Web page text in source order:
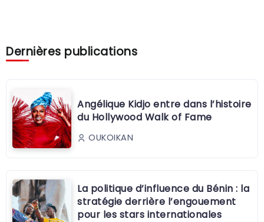
Dernières publications
Angélique Kidjo entre dans l’histoire
du Hollywood Walk of Fame
OUKOIKAN
La politique d’influence du Bénin : la
stratégie derrière l’engouement
pour les stars internationales